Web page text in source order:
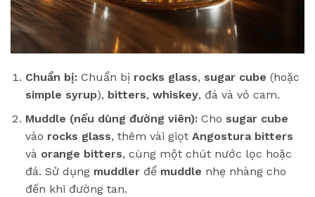
Chuẩn bị:Chuẩn bị rocks glass, sugar cube (hoặc
simple syrup), bitters, whiskey, đá và vỏ cam.
Muddle (nếu dùng đường viên):Cho sugar cube
vào rocks glass, thêm vài giọt Angostura bitters
và orange bitters, cùng một chút nước lọc hoặc
đá. Sử dụng muddlerđể muddle nhẹ nhàng cho
đến khi đường tan.